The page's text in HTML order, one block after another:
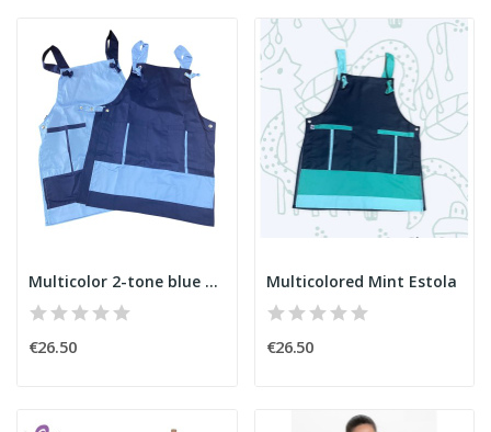
Multicolor 2-tone blue Estola
€26.50
Multicolored Mint Estola
€26.50